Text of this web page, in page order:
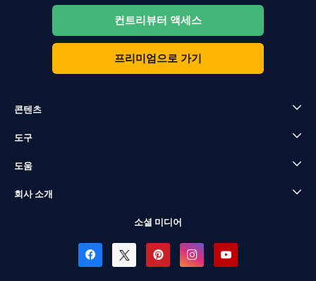
컨트리뷰터 액세스
프리미엄으로 가기
콘텐츠
도구
도움
회사 소개
소셜 미디어